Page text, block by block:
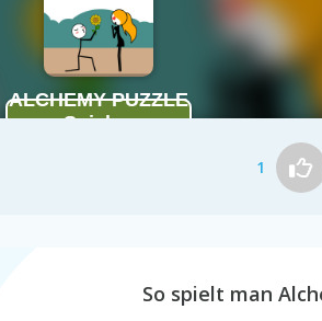
1
So spielt man